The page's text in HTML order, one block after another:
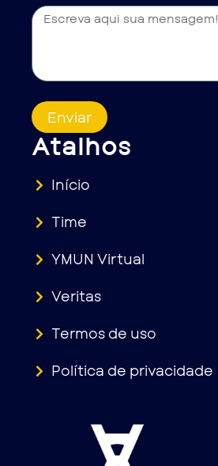
Atalhos
Início
Time
YMUN Virtual
Veritas
Termos de uso
Política de privacidade
Enviar